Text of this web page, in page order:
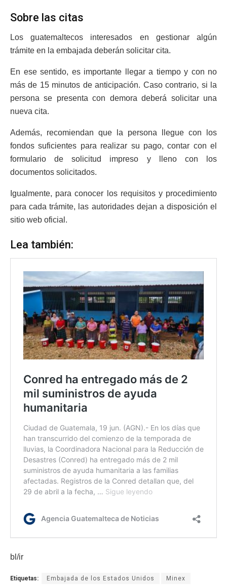
Sobre las citas
Los guatemaltecos interesados en gestionar algún
trámite en la embajada deberán solicitar cita.
En ese sentido, es importante llegar a tiempo y con no
más de 15 minutos de anticipación. Caso contrario, si la
persona se presenta con demora deberá solicitar una
nueva cita.
Además, recomiendan que la persona llegue con los
fondos suficientes para realizar su pago, contar con el
formulario de solicitud impreso y lleno con los
documentos solicitados.
Igualmente, para conocer los requisitos y procedimiento
para cada trámite, las autoridades dejan a disposición el
sitio web oficial.
Lea también:
bl/ir
Etiquetas: Embajada de los Estados Unidos Minex